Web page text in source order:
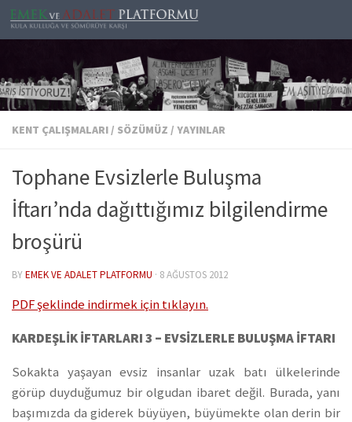
Skip to content
KENT ÇALIŞMALARI/ SÖZÜMÜZ / YAYINLAR
Tophane Evsizlerle Buluşma
İftarı’nda dağıttığımız bilgilendirme
broşürü
BYEMEK VE ADALET PLATFORMU · 8 AĞUSTOS 2012
PDF şeklinde indirmek için tıklayın.
KARDEŞLİK İFTARLARI 3 – EVSİZLERLE BULUŞMA İFTARI
Sokakta yaşayan evsiz insanlar uzak batı ülkelerinde
görüp duyduğumuz bir olgudan ibaret değil. Burada, yanı
başımızda da giderek büyüyen, büyümekte olan derin bir